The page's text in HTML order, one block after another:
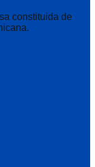
constituida de